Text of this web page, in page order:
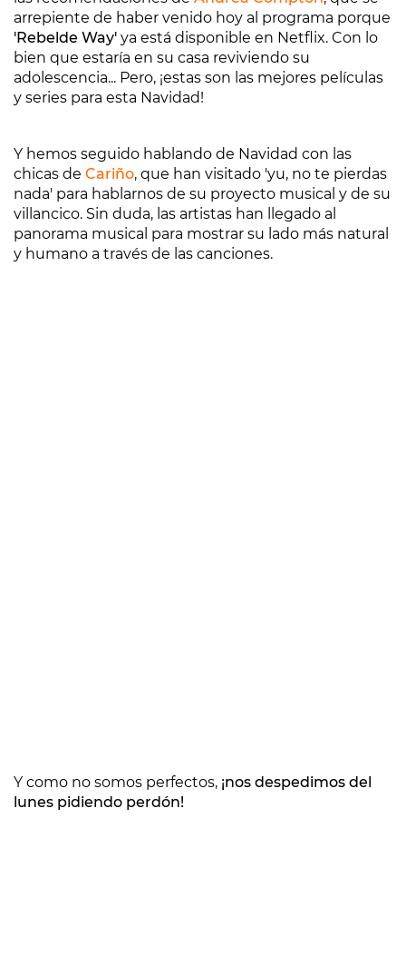
arrepiente de haber venido hoy al programa porque
'Rebelde Way' ya está disponible en Netflix. Con lo
bien que estaría en su casa reviviendo su
adolescencia... Pero, ¡estas son las mejores películas
y series para esta Navidad!
Y hemos seguido hablando de Navidad con las
chicas de Cariño, que han visitado 'yu, no te pierdas
nada' para hablarnos de su proyecto musical y de su
villancico. Sin duda, las artistas han llegado al
panorama musical para mostrar su lado más natural
y humano a través de las canciones.
Y como no somos perfectos, ¡nos despedimos del
lunes pidiendo perdón!